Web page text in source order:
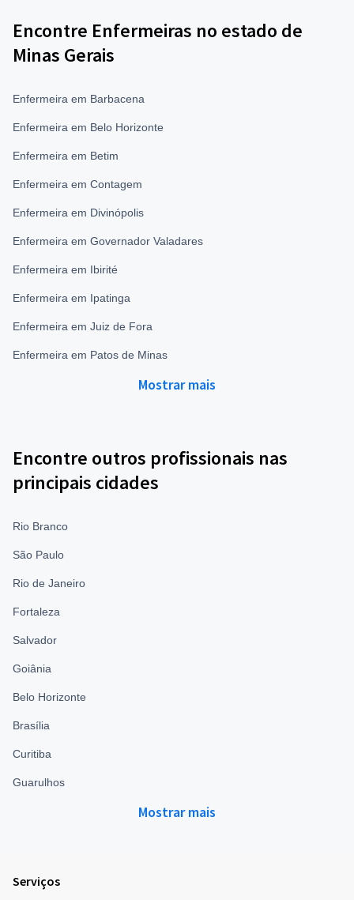
Encontre Enfermeiras no estado de
Minas Gerais
Enfermeira em Barbacena
Enfermeira em Belo Horizonte
Enfermeira em Betim
Enfermeira em Contagem
Enfermeira em Divinópolis
Enfermeira em Governador Valadares
Enfermeira em Ibirité
Enfermeira em Ipatinga
Enfermeira em Juiz de Fora
Enfermeira em Patos de Minas
Mostrar mais
Encontre outros profissionais nas
principais cidades
Rio Branco
São Paulo
Rio de Janeiro
Fortaleza
Salvador
Goiânia
Belo Horizonte
Brasília
Curitiba
Guarulhos
Mostrar mais
Serviços